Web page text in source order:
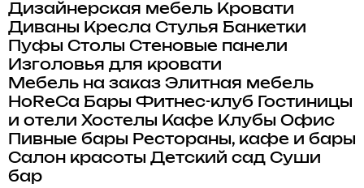
Дизайнерская мебель Кровати
Диваны Кресла Стулья Банкетки
Пуфы Столы Стеновые панели
Изголовья для кровати
Мебель на заказ Элитная мебель
HoReCa Бары Фитнес-клуб
Гостиницы
и отели Хостелы Кафе Клубы Офис
Пивные бары Рестораны, кафе и бары
Салон красоты Детский сад Суши
бар